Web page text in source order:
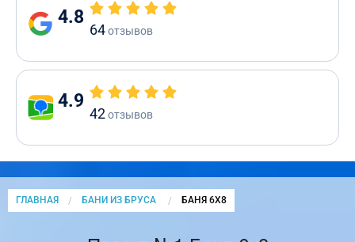
4.8
64отзывов
4.9
42отзывов
ГЛАВНАЯ БАНИ ИЗ БРУСА CURRENT:
БАНЯ 6Х8